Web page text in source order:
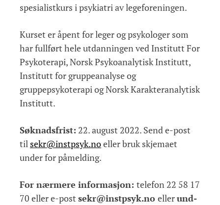
spesialistkurs i psykiatri av legeforeningen.
Kurset er åpent for leger og psykologer som
har fullført hele utdanningen ved Institutt For
Psykoterapi, Norsk Psykoanalytisk Institutt,
Institutt for gruppeanalyse og
gruppepsykoterapi og Norsk Karakteranalytisk
Institutt.
Søknadsfrist: 22. august 2022. Send e-post
til sekr@instpsyk.noeller bruk skjemaet
under for påmelding.
For nærmere informasjon: telefon 22 58 17
70 eller e-post sekr@instpsyk.no ellerund-